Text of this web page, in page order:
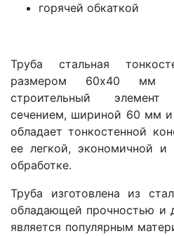
горячей обкаткой
Труба стальная
размером 60х40 мм
строительный
сечением, шириной 60 мм
обладает тонкостенной
ее легкой, экономичной
обработке.
Труба изготовлена из
обладающей прочностью и
является популярным